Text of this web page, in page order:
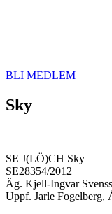
BLI MEDLEM
Sky
SE J(LÖ)CH Sky
SE28354/2012
Äg. Kjell-Ingvar
Uppf. Jarle Fogelberg,